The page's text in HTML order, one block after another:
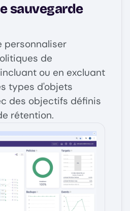
sauvegarde
personnaliser
de
ou en excluant
types d'objets
des objectifs définis
rétention.
Image